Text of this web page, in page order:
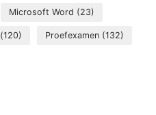
Microsoft Word (23)
(120) Proefexamen (132)